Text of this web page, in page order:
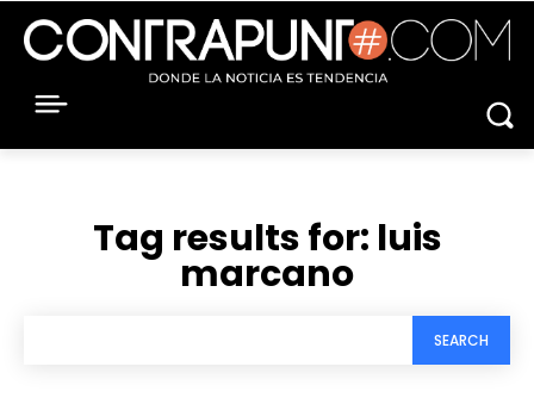
Tag results for: luis
marcano
SEARCH